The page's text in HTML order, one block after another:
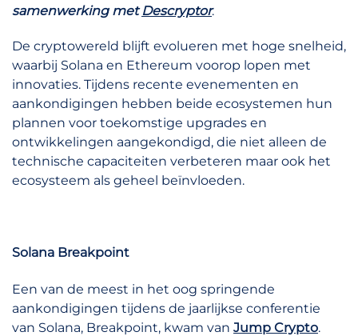
samenwerking metDescryptor.
De cryptowereld blijft evolueren met hoge snelheid,
waarbij Solana en Ethereum voorop lopen met
innovaties. Tijdens recente evenementen en
aankondigingen hebben beide ecosystemen hun
plannen voor toekomstige upgrades en
ontwikkelingen aangekondigd, die niet alleen de
technische capaciteiten verbeteren maar ook het
ecosysteem als geheel beïnvloeden.
Solana Breakpoint
Een van de meest in het oog springende
aankondigingen tijdens de jaarlijkse conferentie
van Solana, Breakpoint, kwam van Jump Crypto.